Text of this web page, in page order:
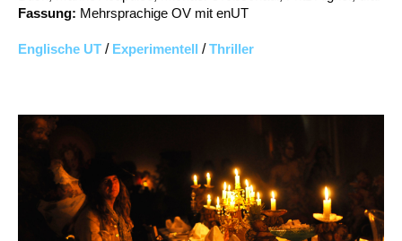
Fassung: Mehrsprachige OV mit enUT
Englische UT / Experimentell /Thriller